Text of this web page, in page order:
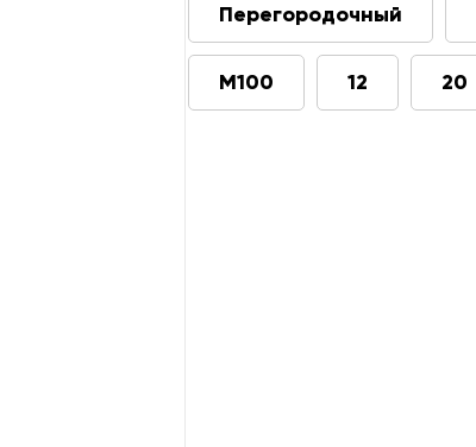
Перегородочный
М100 12 20